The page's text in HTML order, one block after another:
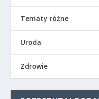
Tematy różne
Uroda
Zdrowie